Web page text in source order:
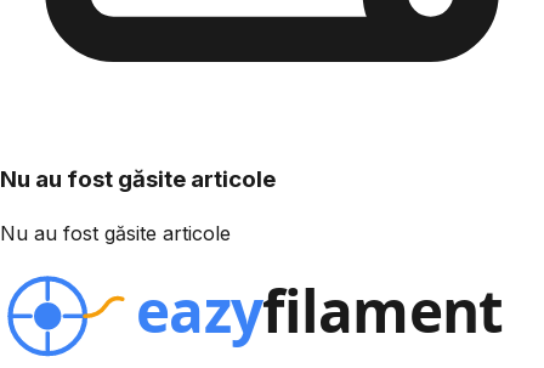
Nu au fost găsite articole
Nu au fost găsite articole